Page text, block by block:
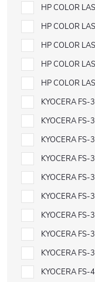
HP COLOR
HP COLOR
HP COLOR
HP COLOR
HP COLOR
KYOCERA FS-
KYOCERA FS-
KYOCERA FS-
KYOCERA FS-
KYOCERA FS-
KYOCERA FS-
KYOCERA FS-
KYOCERA FS-
KYOCERA FS-
KYOCERA FS-